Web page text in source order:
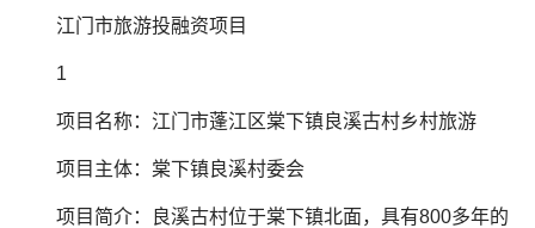
江门市旅游投融资项目
1
项目名称：江门市蓬江区棠下镇良溪古村乡村旅游
项目主体：棠下镇良溪村委会
项目简介：良溪古村位于棠下镇北面，具有800多年的